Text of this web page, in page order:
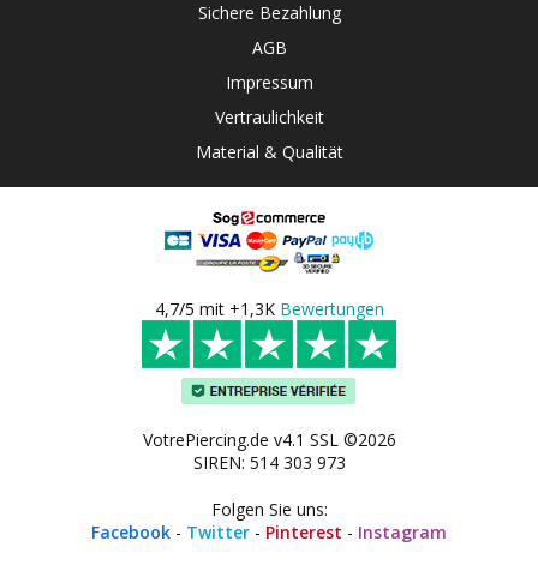
Sichere Bezahlung
AGB
Impressum
Vertraulichkeit
Material & Qualität
4,7/5 mit +1,3K Bewertungen
VotrePiercing.de v4.1 SSL ©2026
SIREN: 514 303 973
Folgen Sie uns:
Facebook - Twitter - Pinterest - Instagram